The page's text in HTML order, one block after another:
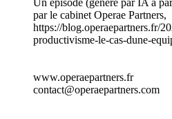
Productivité ou productivisme :
12/06/2025|7 min